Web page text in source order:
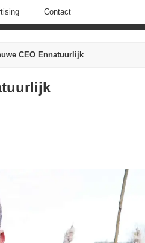
Contact
CEO Ennatuurlijk